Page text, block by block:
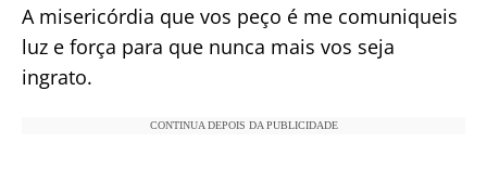
A misericórdia que vos peço é me comuniqueis
luz e força para que nunca mais vos seja
ingrato.
CONTINUA DEPOIS DA PUBLICIDADE